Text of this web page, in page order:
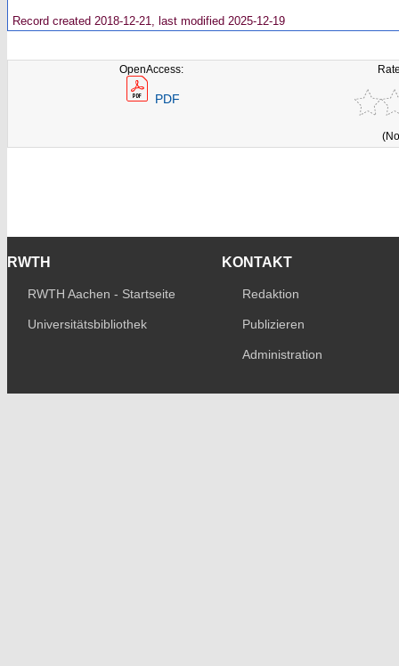
Record created 2018-12-21, last modified 2025-12-19
OpenAccess:
PDF
RWTH
RWTH Aachen - Startseite
Universitätsbibliothek
KONTAKT
Redaktion
Publizieren
Administration